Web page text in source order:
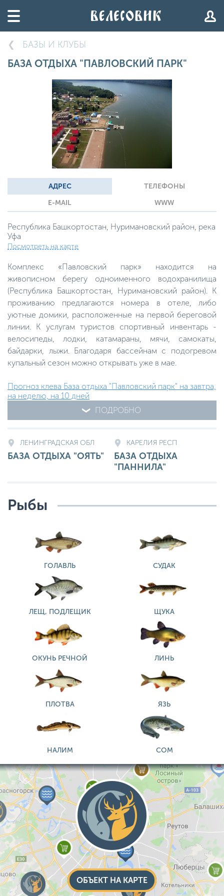
БАЗЫ И КЛУБЫ
БАЗА ОТДЫХА "ПАВЛОВСКИЙ ПАРК"
АДРЕС
ТЕЛЕФОНЫ
E-MAIL
WWW
Республика Башкортостан, Нуримановский район, река
Уфа
Посмотреть на карте
Комплекс «Павловский парк» находится на
живописном берегу одноименного водохранилища
(Республика Башкортостан, Нуримановский район). К
проживанию предлагаются номера в отеле, либо
уютные домики, расположенные на первой береговой
линии. К услугам туристов спортивный инвентарь -
велосипеды, лодки, катамараны, мячи, самокаты,
байдарки, лыжи. Благодаря бассейнам с подогревом
купальный сезон можно открывать уже в мае.
Прогноз клева База отдыха "Павловский парк" на завтра,
на неделю, на 10 дней
ПОДРОБНО
ЛЕНИНГРАДСКАЯ ОБЛ
БАЗА ОТДЫХА "ОЯТЬ"
КАРЕЛИЯ РЕСП
БАЗА ОТДЫХА
"ПАННИЛА"
Рыбы
ГОЛАВЛЬ СУДАК
ЛЕЩ, ПОДЛЕЩИК ЩУКА
ОКУНЬ РЕЧНОЙ ЛИНЬ
ПЛОТВА ЯЗЬ
НАЛИМ СОМ
ОБЪЕКТ НА КАРТЕ